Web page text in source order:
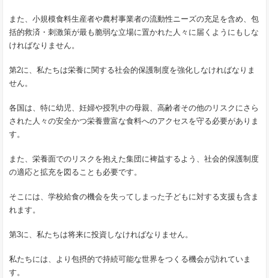
また、小規模食料生産者や農村事業者の流動性ニーズの充足を含め、包
括的救済・刺激策が最も脆弱な立場に置かれた人々に届くようにもしな
ければなりません。
第2に、私たちは栄養に関する社会的保護制度を強化しなければなりま
せん。
各国は、特に幼児、妊婦や授乳中の母親、高齢者その他のリスクにさら
された人々の安全かつ栄養豊富な食料へのアクセスを守る必要がありま
す。
また、栄養面でのリスクを抱えた集団に裨益するよう、社会的保護制度
の適応と拡充を図ることも必要です。
そこには、学校給食の機会を失ってしまった子どもに対する支援も含ま
れます。
第3に、私たちは将来に投資しなければなりません。
私たちには、より包摂的で持続可能な世界をつくる機会が訪れていま
す。